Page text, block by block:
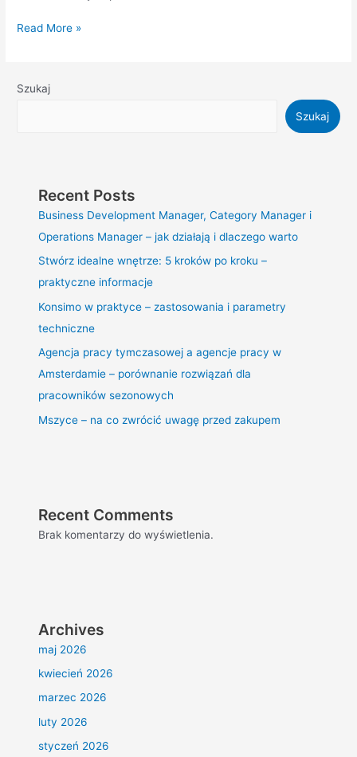
Read More »
Szukaj
Szukaj
Recent Posts
Business Development Manager, Category Manager i
Operations Manager – jak działają i dlaczego warto
Stwórz idealne wnętrze: 5 kroków po kroku –
praktyczne informacje
Konsimo w praktyce – zastosowania i parametry
techniczne
Agencja pracy tymczasowej a agencje pracy w
Amsterdamie – porównanie rozwiązań dla
pracowników sezonowych
Mszyce – na co zwrócić uwagę przed zakupem
Recent Comments
Brak komentarzy do wyświetlenia.
Archives
maj 2026
kwiecień 2026
marzec 2026
luty 2026
styczeń 2026